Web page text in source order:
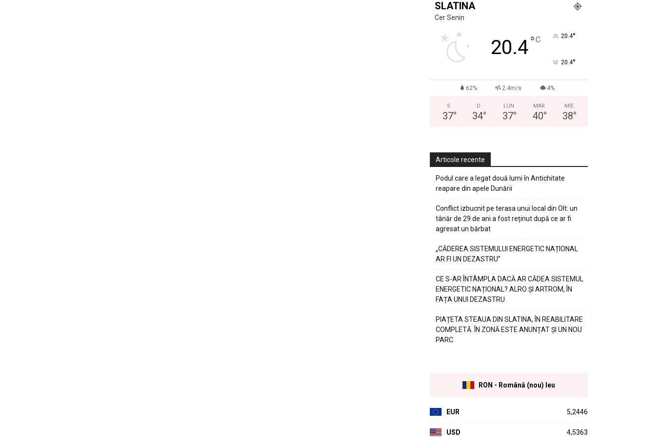
SLATINA
Cer Senin
20.4°C 20.4°
20.4°
62% 2.4m/s 4%
S
37°
D
34°
LUN
37°
MAR
40°
MIE
38°
Articole recente
Podul care a legat două lumi în Antichitate
reapare din apele Dunării
Conflict izbucnit pe terasa unui local din Olt: un
tânăr de 29 de ani a fost reținut după ce ar fi
agresat un bărbat
„CĂDEREA SISTEMULUI ENERGETIC NAȚIONAL
AR FI UN DEZASTRU”
CE S-AR ÎNTÂMPLA DACĂ AR CĂDEA SISTEMUL
ENERGETIC NAȚIONAL? ALRO ȘI ARTROM, ÎN
FAȚA UNUI DEZASTRU
PIAȚETA STEAUA DIN SLATINA, ÎN REABILITARE
COMPLETĂ. ÎN ZONĂ ESTE ANUNȚAT ȘI UN NOU
PARC
RON - Română (nou) leu
EUR 5,2446
USD 4,5363